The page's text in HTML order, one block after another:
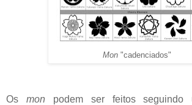
Mon "cadenciados"
Os mon podem ser feitos seguindo